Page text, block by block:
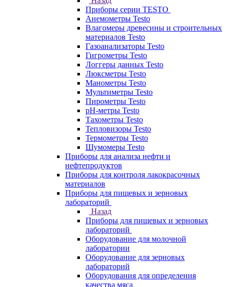
Приборы серии TESTO
Анемометры Testo
Влагомеры древесины и строительных
материалов Testo
Газоанализаторы Testo
Гигрометры Testo
Логгеры данных Testo
Люксметры Testo
Манометры Testo
Мультиметры Testo
Пирометры Testo
pH-метры Testo
Тахометры Testo
Тепловизоры Testo
Термометры Testo
Шумомеры Testo
Приборы для анализа нефти и
нефтепродуктов
Приборы для контроля лакокрасочных
материалов
Приборы для пищевых и зерновых
лабораторий
Назад
Приборы для пищевых и зерновых
лабораторий
Оборудование для молочной
лаборатории
Оборудование для зерновых
лабораторий
Оборудования для определения
качества мяса